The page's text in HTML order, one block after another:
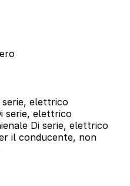
serie, elettrico
serie, elettrico
Di serie, elettrico
il conducente, non